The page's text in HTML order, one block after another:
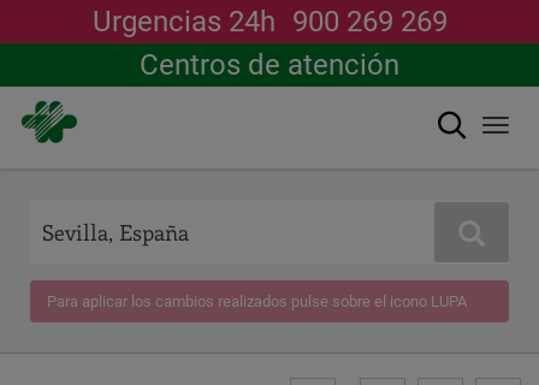
contenido
principal
Urgencias 24h 900 269 269
Centros de atención
Buscar
Buscar
Para aplicar los cambios realizados pulse sobre el icono LUPA